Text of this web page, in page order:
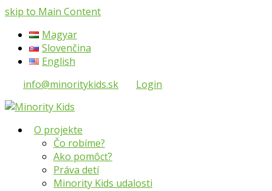
skip to Main Content
Magyar
Slovenčina
English
info@minoritykids.sk
Login
O projekte
Čo robíme?
Ako pomôcť?
Práva detí
Minority Kids udalosti